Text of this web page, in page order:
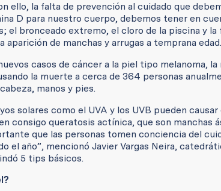
ello, la falta de prevención al cuidado que
D para nuestro cuerpo, debemos tener en
el bronceado extremo, el cloro de la piscina y la
de manchas y arrugas a temprana edad.
casos de cáncer a la piel tipo melanoma, la
la muerte a cerca de 364 personas
manos y pies.
solares como el UVA y los UVB pueden causar
consigo queratosis actínica, que son manchas
que las personas tomen conciencia del
el año”, mencionó Javier Vargas Neira,
5 tips básicos.